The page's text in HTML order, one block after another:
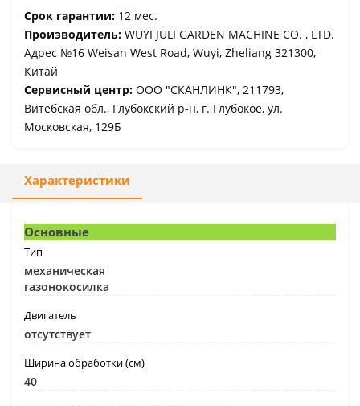
Срок гарантии: 12 мес.
Производитель: WUYI JULI GARDEN MACHINE CO. , LTD.
Адрес №16 Weisan West Road, Wuyi, Zheliang 321300,
Китай
Сервисный центр: ООО "СКАНЛИНК", 211793,
Витебская обл., Глубокский р-н, г. Глубокое, ул.
Московская, 129Б
Характеристики
Основные
Тип
механическая
газонокосилка
Двигатель
отсутствует
Ширина обработки (см)
40